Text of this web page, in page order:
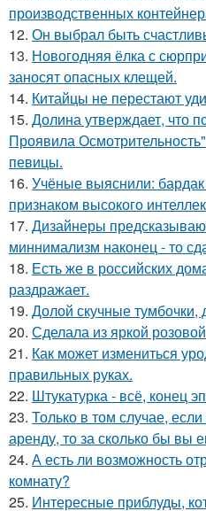
производственных
12. Он выбрал быть
13. Новогодняя ёлка с
заносят опасных клещей.
14. Китайцы не перестают
15. Долина утверждает, что
Проявила
певицы.
16. Учёные выяснили:
признаком высокого
17. Дизайнеры
миннимализм наконец - то
18. Есть же в российских
раздражает.
19. Долой скучные тумбочки,
20. Сделала из яркой
21. Как может измениться
правильных руках.
22. Штукатурка - всё, конец
23. Только в том случае,
аренду, то за сколько бы вы
24. А есть ли возможность
комнату?
25. Интересные приблуды,